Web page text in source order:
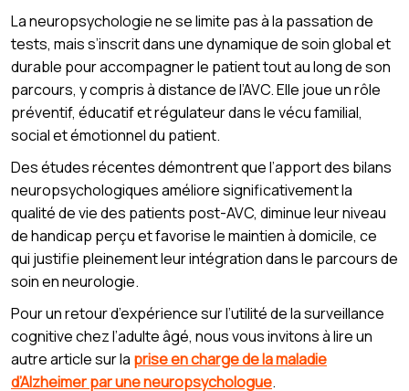
La neuropsychologie ne se limite pas à la passation de
tests, mais s’inscrit dans une dynamique de soin global et
durable pour accompagner le patient tout au long de son
parcours, y compris à distance de l’AVC. Elle joue un rôle
préventif, éducatif et régulateur dans le vécu familial,
social et émotionnel du patient.
Des études récentes démontrent que l’apport des bilans
neuropsychologiques améliore significativement la
qualité de vie des patients post-AVC, diminue leur niveau
de handicap perçu et favorise le maintien à domicile, ce
qui justifie pleinement leur intégration dans le parcours de
soin en neurologie.
Pour un retour d’expérience sur l’utilité de la surveillance
cognitive chez l’adulte âgé, nous vous invitons à lire un
autre article sur la prise en charge de la maladie
d’Alzheimer par une neuropsychologue.